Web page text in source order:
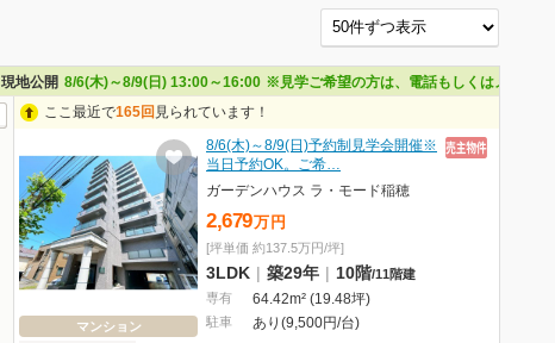
現地公開 8/6(木)～8/9(日) 13:00～16:00 ※見学ご希望の方は、電話もしくはメール
ここ最近で165回 見られています！
マンション
8/6(木)～8/9(日)予約制見学会開催※
当日予約OK。ご希…
ガーデンハウス ラ・モード稲穂
2,679万 円
[坪単価 約137.5万円/坪]
3LDK | 築29年 | 10階/11階建
専有
64.42m² (19.48坪)
駐車 あり(9,500円/台)